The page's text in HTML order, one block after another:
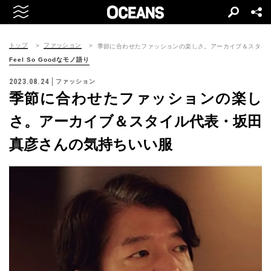
トップ ファッション 季節に合わせたファッションの楽しさ。アーカイブ＆スタイ
Feel So Goodなモノ語り
2023.08.24 ファッション
季節に合わせたファッションの楽し
さ。アーカイブ＆スタイル代表・坂田
真彦さんの気持ちいい服